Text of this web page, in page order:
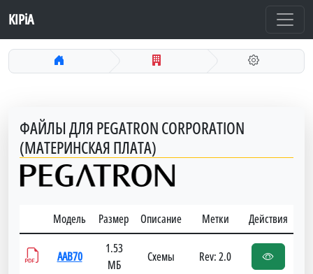
KIPiA
ФАЙЛЫ ДЛЯ PEGATRON CORPORATION
(МАТЕРИНСКАЯ ПЛАТА)
Модель Размер Описание Метки Действия
AAB70
1.53
МБ
Схемы Rev: 2.0